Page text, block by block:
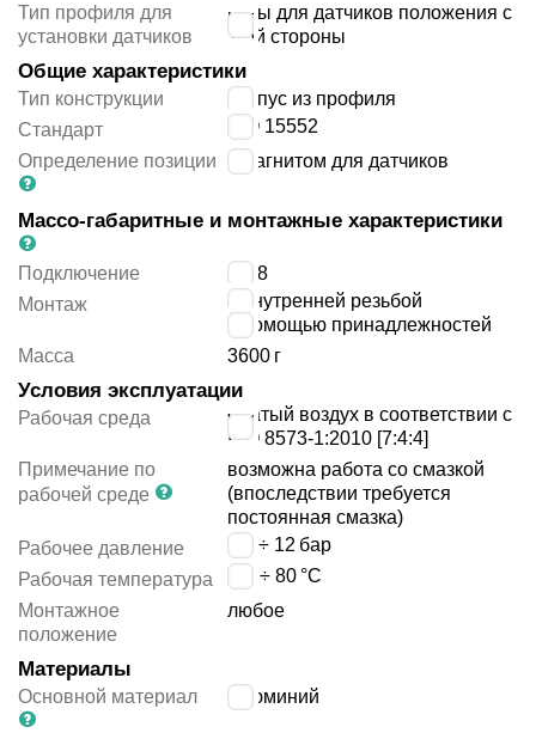
Тип профиля для
установки датчиков
пазы для датчиков положения с
1-ой стороны
Общие характеристики
Тип конструкции
корпус из профиля
Стандарт
ISO 15552
Определение позиции
с магнитом для датчиков
Массо-габаритные и монтажные характеристики
Подключение
G3/8
Монтаж
с внутренней резьбой
с помощью принадлежностей
Масса
3600 г
Условия эксплуатации
Рабочая среда
сжатый воздух в соответствии с
ISO 8573-1:2010 [7:4:4]
Примечание по
рабочей среде
возможна работа со смазкой
(впоследствии требуется
постоянная смазка)
Рабочее давление
0.4 ÷ 12 бар
Рабочая температура
-20 ÷ 80 °C
Монтажное
положение
любое
Материалы
Основной материал алюминий